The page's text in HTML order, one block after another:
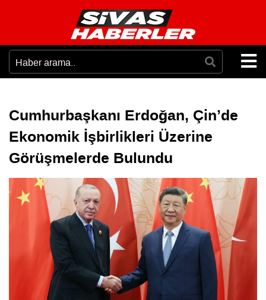
Cumhurbaşkanı Erdoğan, Çin’de
Ekonomik İşbirlikleri Üzerine
Görüşmelerde Bulundu